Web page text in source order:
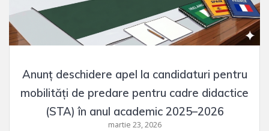
Anunț deschidere apel la candidaturi pentru
mobilități de predare pentru cadre didactice
(STA) în anul academic 2025–2026
martie 23, 2026